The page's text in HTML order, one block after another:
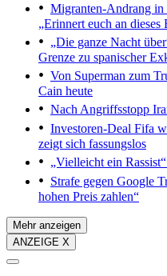
Migranten-Andrang in
„Erinnert euch an dieses
„Die ganze Nacht
Grenze zu spanischer
Von Superman zum
Cain heute
Nach Angriffsstopp
Investoren-Deal Fifa
zeigt sich fassungslos
„Vielleicht ein Rassist“
Strafe gegen Google
hohen Preis zahlen“
Mehr anzeigen
ANZEIGE X